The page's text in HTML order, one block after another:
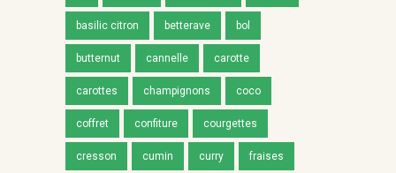
basilic citron betterave bol
butternut cannelle carotte
carottes champignons coco
coffret confiture courgettes
cresson cumin curry fraises